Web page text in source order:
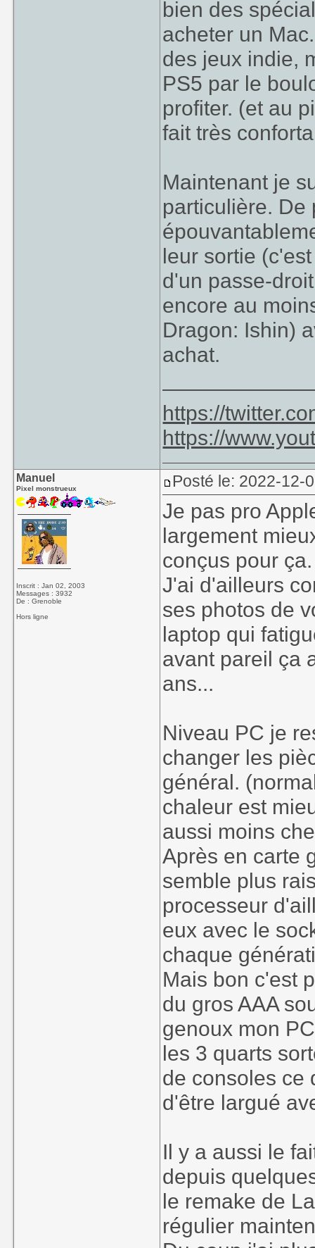
bien des
acheter un
des jeux indie,
PS5 par le
profiter. (et au
fait très
Maintenant je
particulière. De
leur sortie
d'un passe-
encore au
Dragon: Ishin)
achat.
https://
https://
Manuel
Pixel monstrueux
Inscrit : Jan 02, 2003
Messages : 3932
De : Grenoble
Hors ligne
Posté le: 2022-12-
Je pas pro
largement
conçus pour ça.
J'ai d'ailleurs
ses photos de
laptop qui
avant pareil ça
ans...
Niveau PC je
changer les
général.
chaleur est
aussi moins
Après en carte
semble plus
processeur
eux avec le
chaque
Mais bon c'est
du gros AAA
genoux mon
les 3 quarts
de consoles ce
d'être largué
Il y a aussi le
depuis
le remake de
régulier